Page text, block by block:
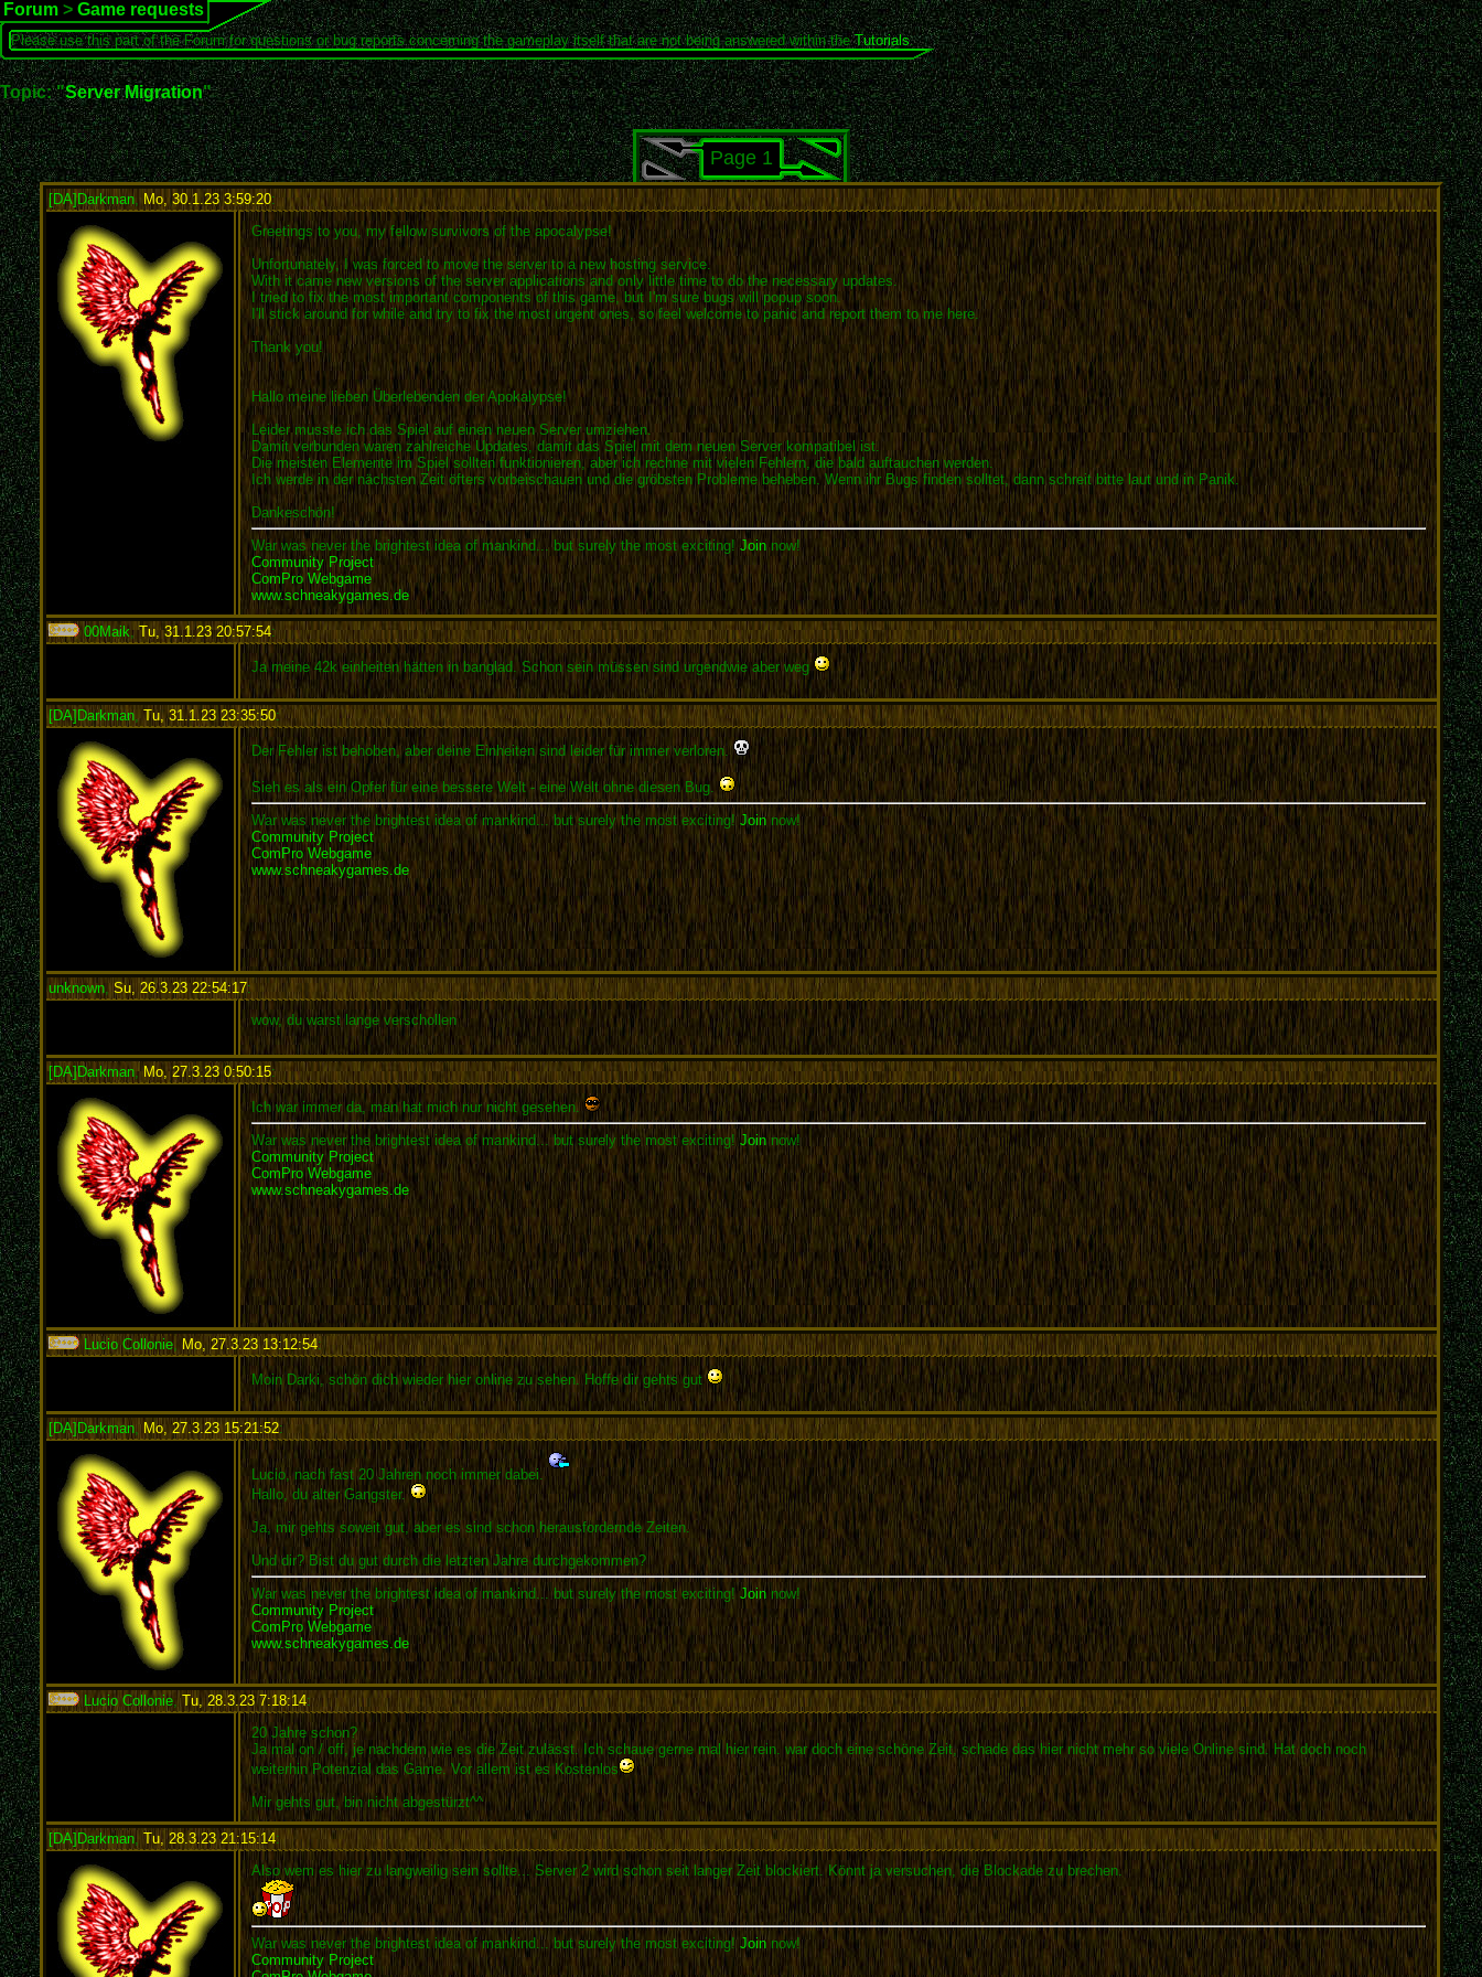
Forum > Game requests
Please use this part of the Forum for questions or bug reports concerning the gameplay itself that are not being answered within theTutorials.
Topic: "Server Migration"
Page 1
[DA]Darkman, Mo, 30.1.23 3:59:20:
Greetings to you, my fellow survivors of the apocalypse!
Unfortunately, I was forced to move the server to a new hosting service.
With it came new versions of the server applications and only little time to do the necessary updates.
I tried to fix the most important components of this game, but I'm sure bugs will popup soon.
I'll stick around for while and try to fix the most urgent ones, so feel welcome to panic and report them to me here.
Thank you!
Hallo meine lieben Überlebenden der Apokalypse!
Leider musste ich das Spiel auf einen neuen Server umziehen.
Damit verbunden waren zahlreiche Updates, damit das Spiel mit dem neuen Server kompatibel ist.
Die meisten Elemente im Spiel sollten funktionieren, aber ich rechne mit vielen Fehlern, die bald auftauchen werden.
Ich werde in der nächsten Zeit öfters vorbeischauen und die gröbsten Probleme beheben. Wenn ihr Bugs finden solltet, dann schreit bitte laut und in Panik.
Dankeschön!
War was never the brightest idea of mankind... but surely the most exciting! Joinnow!
Community Project
ComPro Webgame
www.schneakygames.de
00Maik ,Tu, 31.1.23 20:57:54:
Ja meine 42k einheiten hätten in banglad. Schon sein müssen sind urgendwie aber weg
[DA]Darkman, Tu, 31.1.23 23:35:50:
Der Fehler ist behoben, aber deine Einheiten sind leider für immer verloren.
Sieh es als ein Opfer für eine bessere Welt - eine Welt ohne diesen Bug.
War was never the brightest idea of mankind... but surely the most exciting! Joinnow!
Community Project
ComPro Webgame
www.schneakygames.de
unknown, Su, 26.3.23 22:54:17:
wow, du warst lange verschollen
[DA]Darkman,Mo, 27.3.23 0:50:15:
Ich war immer da, man hat mich nur nicht gesehen.
War was never the brightest idea of mankind... but surely the most exciting!Joinnow!
Community Project
ComPro Webgame
www.schneakygames.de
Lucio Collonie, Mo, 27.3.23 13:12:54:
Moin Darki, schön dich wieder hier online zu sehen. Hoffe dir gehts gut
[DA]Darkman, Mo, 27.3.23 15:21:52:
Lucio, nach fast 20 Jahren noch immer dabei.
Hallo, du alter Gangster.
Ja, mir gehts soweit gut, aber es sind schon herausfordernde Zeiten.
Und dir? Bist du gut durch die letzten Jahre durchgekommen?
War was never the brightest idea of mankind... but surely the most exciting!Joinnow!
Community Project
ComPro Webgame
www.schneakygames.de
Lucio Collonie,Tu, 28.3.23 7:18:14:
20 Jahre schon?
Ja mal on / off, je nachdem wie es die Zeit zulässt. Ich schaue gerne mal hier rein. war doch eine schöne Zeit, schade das hier nicht mehr so viele Online sind. Hat doch noch
weiterhin Potenzial das Game. Vor allem ist es Kostenlos
Mir gehts gut, bin nicht abgestürzt^^
[DA]Darkman, Tu, 28.3.23 21:15:14:
Also wem es hier zu langweilig sein sollte... Server 2 wird schon seit langer Zeit blockiert. Könnt ja versuchen, die Blockade zu brechen.
War was never the brightest idea of mankind... but surely the most exciting! Joinnow!
Community Project